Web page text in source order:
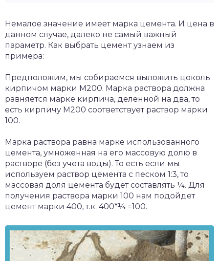
Немалое значение имеет марка цемента. И цена в
данном случае, далеко не самый важный
параметр. Как выбрать цемент узнаем из
примера:
Предположим, мы собираемся выложить цоколь
кирпичом марки М200. Марка раствора должна
равняется марке кирпича, деленной на два, то
есть кирпичу М200 соответствует раствор марки
100.
Марка раствора равна марке использованного
цемента, умноженная на его массовую долю в
растворе (без учета воды). То есть если мы
используем раствор цемента с песком 1:3, то
массовая доля цемента будет составлять ¼. Для
получения раствора марки 100 нам подойдет
цемент марки 400, т.к. 400*¼ =100.